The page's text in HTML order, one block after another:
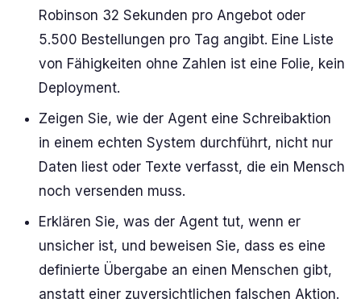
Robinson 32 Sekunden pro Angebot oder
5.500 Bestellungen pro Tag angibt. Eine Liste
von Fähigkeiten ohne Zahlen ist eine Folie, kein
Deployment.
Zeigen Sie, wie der Agent eine Schreibaktion
in einem echten System durchführt, nicht nur
Daten liest oder Texte verfasst, die ein Mensch
noch versenden muss.
Erklären Sie, was der Agent tut, wenn er
unsicher ist, und beweisen Sie, dass es eine
definierte Übergabe an einen Menschen gibt,
anstatt einer zuversichtlichen falschen Aktion.